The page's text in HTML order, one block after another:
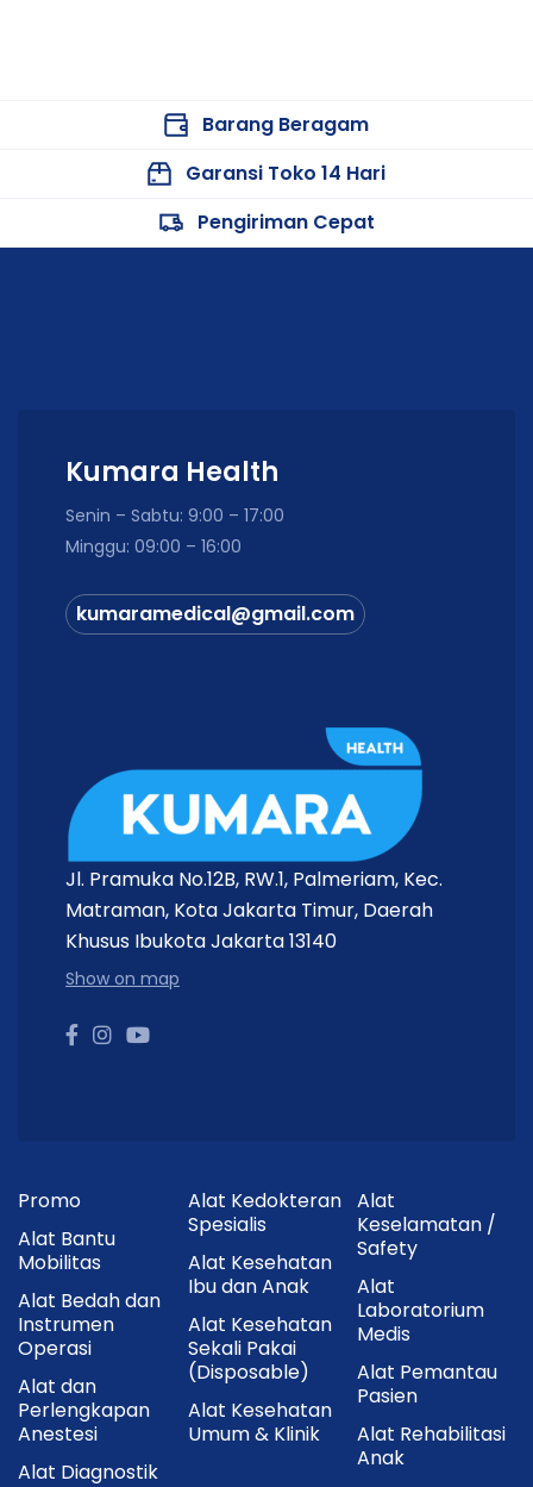
Barang Beragam
Garansi Toko 14 Hari
Pengiriman Cepat
Kumara Health
Senin – Sabtu: 9:00 – 17:00
Minggu: 09:00 – 16:00
kumaramedical@gmail.com
Jl. Pramuka No.12B, RW.1, Palmeriam, Kec.
Matraman, Kota Jakarta Timur, Daerah
Khusus Ibukota Jakarta 13140
Show on map
Promo
Alat Bantu
Mobilitas
Alat Bedah dan
Instrumen
Operasi
Alat dan
Perlengkapan
Anestesi
Alat Diagnostik
Alat Kedokteran
Spesialis
Alat Kesehatan
Ibu dan Anak
Alat Kesehatan
Sekali Pakai
(Disposable)
Alat Kesehatan
Umum & Klinik
Alat
Keselamatan /
Safety
Alat
Laboratorium
Medis
Alat Pemantau
Pasien
Alat Rehabilitasi
Anak